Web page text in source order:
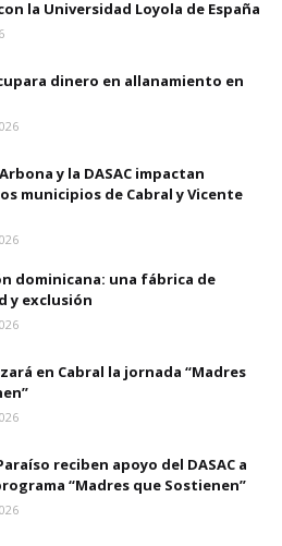
la Universidad Loyola de España
dinero en allanamiento en
y la DASAC impactan
municipios de Cabral y Vicente
dominicana: una fábrica de
y exclusión
en Cabral la jornada “Madres
reciben apoyo del DASAC a
“Madres que Sostienen”